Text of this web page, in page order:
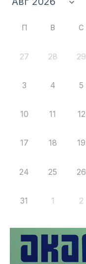
П В С
27 28 29
3 4 5
10 11 12
17 18 19
24 25 26
31 1 2